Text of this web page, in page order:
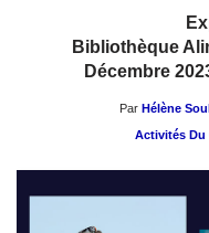
Bibliothèque
Décembre
Par Hélène
Activités Du